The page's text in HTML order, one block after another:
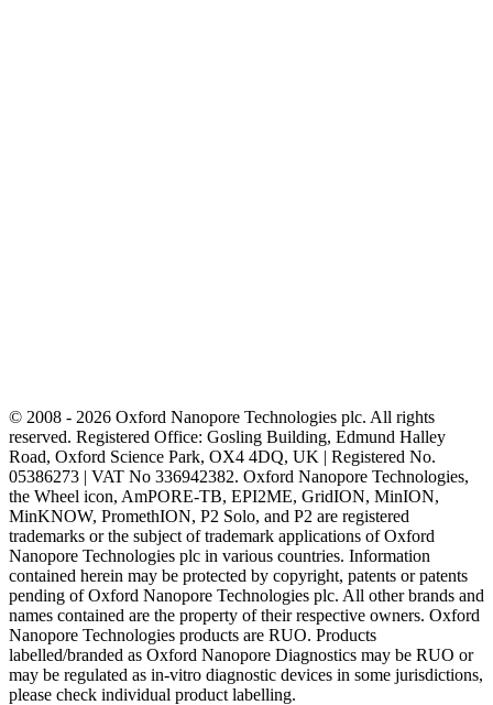
© 2008 - 2026 Oxford Nanopore Technologies plc. All rights
reserved. Registered Office: Gosling Building, Edmund Halley
Road, Oxford Science Park, OX4 4DQ, UK | Registered No.
05386273 | VAT No 336942382. Oxford Nanopore Technologies,
the Wheel icon, AmPORE-TB, EPI2ME, GridION, MinION,
MinKNOW, PromethION, P2 Solo, and P2 are registered
trademarks or the subject of trademark applications of Oxford
Nanopore Technologies plc in various countries. Information
contained herein may be protected by copyright, patents or patents
pending of Oxford Nanopore Technologies plc. All other brands and
names contained are the property of their respective owners. Oxford
Nanopore Technologies products are RUO. Products
labelled/branded as Oxford Nanopore Diagnostics may be RUO or
may be regulated as in‐vitro diagnostic devices in some jurisdictions,
please check individual product labelling.